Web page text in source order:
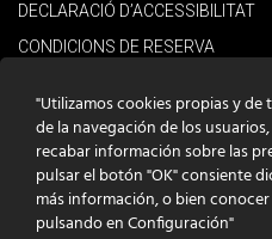
DECLARACIÓ D’ACCESSIBILITAT
CONDICIONS DE RESERVA
POLÍTICA DE COOKIES
CONTACTE
"Utilizamos cookies propias y de
de la navegación de los
recabar información sobre las
pulsar el botón "OK" consiente
más información, o bien
pulsando en Configuración"